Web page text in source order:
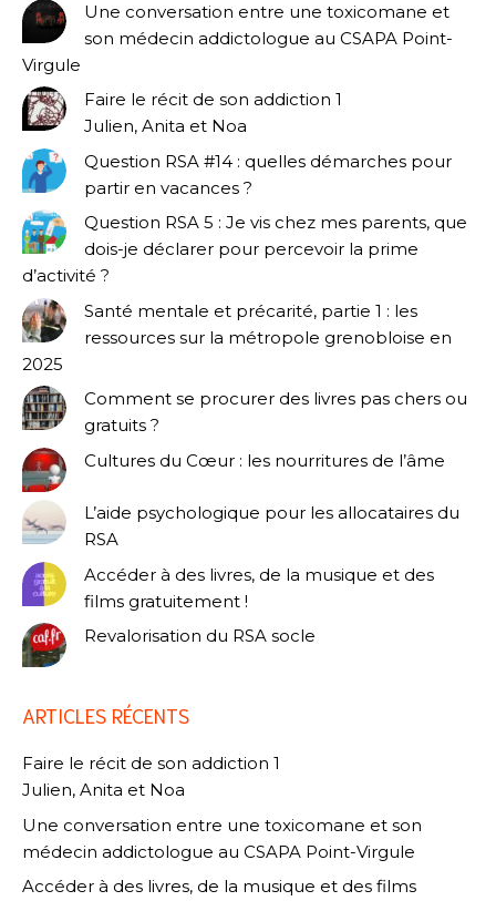
Une conversation entre une toxicomane et
son médecin addictologue au CSAPA Point-
Virgule
Faire le récit de son addiction 1
Julien, Anita et Noa
Question RSA #14 : quelles démarches pour
partir en vacances ?
Question RSA 5 : Je vis chez mes parents, que
dois-je déclarer pour percevoir la prime
d’activité ?
Santé mentale et précarité, partie 1 : les
ressources sur la métropole grenobloise en
2025
Comment se procurer des livres pas chers ou
gratuits ?
Cultures du Cœur : les nourritures de l’âme
L’aide psychologique pour les allocataires du
RSA
Accéder à des livres, de la musique et des
films gratuitement !
Revalorisation du RSA socle
ARTICLES RÉCENTS
Faire le récit de son addiction 1
Julien, Anita et Noa
Une conversation entre une toxicomane et son
médecin addictologue au CSAPA Point-Virgule
Accéder à des livres, de la musique et des films